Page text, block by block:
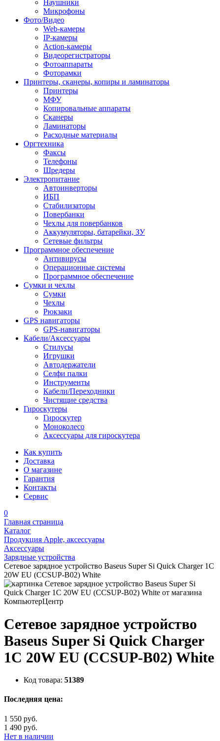
Наушники
Микрофоны
Фото/Видео
Web-камеры
IP-камеры
Action-камеры
Видеорегистраторы
Фотоаппараты
Фоторамки
Принтеры, сканеры, копиры и ламинаторы
Принтеры
МФУ
Копировальные аппараты
Сканеры
Ламинаторы
Расходные материалы
Оргтехника
Факсы
Телефоны
Шредеры
Электропитание
Автоинверторы
ИБП
Стабилизаторы
Повербанки
Чехлы для повербанков
Аккумуляторы, батарейки, ЗУ
Сетевые фильтры
Программное обеспечение
Антивирусы
Операционные системы
Программное обеспечение
Сумки и чехлы
Сумки
Чехлы
Рюкзаки
GPS навигаторы
GPS-навигаторы
Кабели/Аксессуары
Стилусы
Игрушки
Автодержатели
Селфи палки
Инструменты
Кабели/Переходники
Чистящие средства
Гироскутеры
Гироскутер
Моноколесо
Аксессуары для гироскутера
Как купить
Доставка
О магазине
Гарантия
Контакты
Сервис
0
Главная страница
Каталог
Продукция Apple, аксессуары
Аксессуары
Зарядные устройства
Сетевое зарядное устройство Baseus Super Si Quick Charger 1C
20W EU (CCSUP-B02) White
Сетевое зарядное устройство
Baseus Super Si Quick Charger
1C 20W EU (CCSUP-B02) White
Код товара: 51389
Последняя цена:
1 550 руб.
1 490 руб.
Нет в наличии